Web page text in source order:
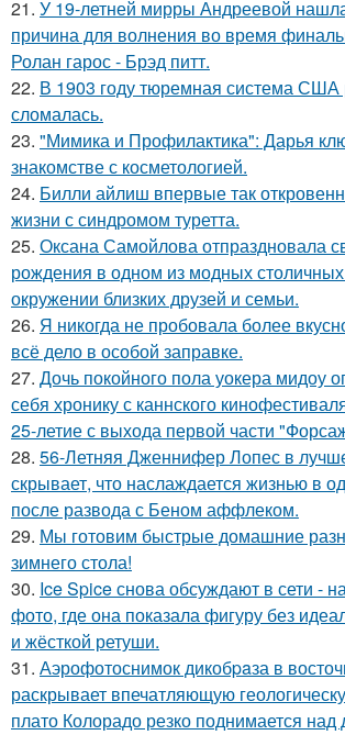
21. У 19-летней мирры Андреевой
причина для волнения во время
Ролан гарос - Брэд питт.
22. В 1903 году тюремная система США
сломалась.
23. "Мимика и Профилактика": Дарья
знакомстве с косметологией.
24. Билли айлиш впервые так
жизни с синдромом туретта.
25. Оксана Самойлова отпраздновала
рождения в одном из модных
окружении близких друзей и семьи.
26. Я никогда не пробовала более
всё дело в особой заправке.
27. Дочь покойного пола уокера мидоу
себя хронику с каннского
25-летие с выхода первой части
28. 56-Летняя Дженнифер Лопес в
скрывает, что наслаждается жизнью в
после развода с Беном аффлеком.
29. Мы готовим быстрые домашние
зимнего стола!
30. Ice Spice снова обсуждают в сети -
фото, где она показала фигуру без
и жёсткой ретуши.
31. Аэрофотоснимок дикобpaза в
раскрывает впечатляющую
плато Колорадо резко поднимается над